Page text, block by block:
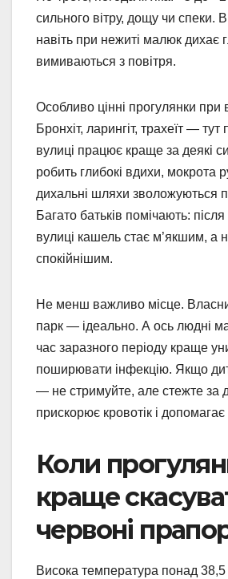
сильного вітру, дощу чи спеки.
навіть при нежиті малюк дихає
вимиваються з повітря.
Особливо цінні прогулянки при
Бронхіт, ларингіт, трахеїт —
вулиці працює краще за деякі
робить глибокі вдихи, мокрота
дихальні шляхи зволожуються
Багато батьків помічають:
вулиці кашель стає м’якшим, а
спокійнішим.
Не менш важливо місце.
парк — ідеально. А ось людні
час заразного періоду краще
поширювати інфекцію. Якщо
— не стримуйте, але стежте за
прискорює кровотік і допомагає
Коли
краще
червоні
Висока температура понад